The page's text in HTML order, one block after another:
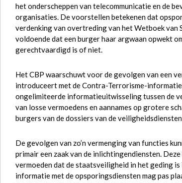
het onderscheppen van telecommunicatie en de
organisaties. De voorstellen betekenen dat
verdenking van overtreding van het Wetboek van
voldoende dat een burger haar argwaan opwekt
gerechtvaardigd is of niet.
Het CBP waarschuwt voor de gevolgen van een
introduceert met de Contra-Terrorisme-
ongelimiteerde informatieuitwisseling tussen de
van losse vermoedens en aannames op grotere
burgers van de dossiers van de
De gevolgen van zo’n vermenging van functies
primair een zaak van de inlichtingendiensten.
vermoeden dat de staatsveiligheid in het geding is
informatie met de opsporingsdiensten mag pas